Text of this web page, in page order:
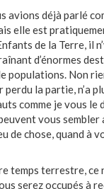
avions déjà parlé
elle est
de la Terre, il
d’énormes
populations. Non
perdu la partie, n’a
comme je vous le
vous sembler
de chose, quand à
temps terrestre, ce
serez occupés à